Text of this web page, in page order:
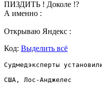
ПИЗДИТЬ ! Доколе !?
А именно :
Открываю Яндекс :
Код: Выделить всё
Судмедэксперты
США, Лос-Анджелес